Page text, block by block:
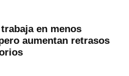
trabaja en menos
aumentan retrasos